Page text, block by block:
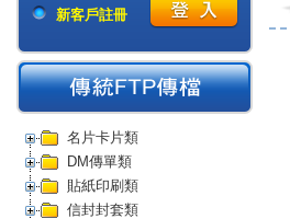
新客戶註冊
名片卡片類
DM傳單類
貼紙印刷類
信封封套類